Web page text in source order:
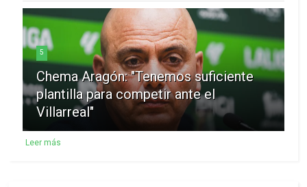
5
Chema Aragón: "Tenemos suficiente
plantilla para competir ante el
Villarreal"
Leer más